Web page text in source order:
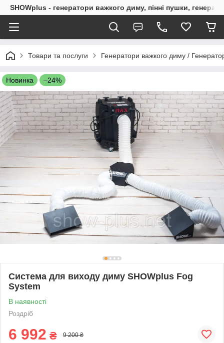
SHOWplus - генератори важкого диму, пінні пушки,
Товари та послуги Генератори важкого диму /
Новинка –24%
Система для виходу диму SHOWplus Fog
System
В наявності
Роздріб
6 992 ₴ 9 200 ₴